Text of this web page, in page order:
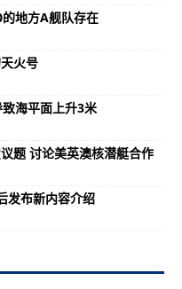
地方A舰队存在
火号
海平面上升3米
题 讨论美英澳核潜艇合作
发布新内容介绍